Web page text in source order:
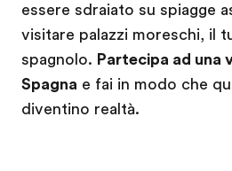
essere sdraiato su spiagge
visitare palazzi moreschi, il
spagnolo. Partecipa ad una
Spagna e fai in modo che
diventino realtà.